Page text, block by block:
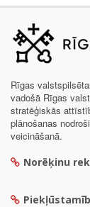
Rīgas
vadošā Rīgas
stratēģiskās
plānošanas
veicināšanā.
Norēķinu